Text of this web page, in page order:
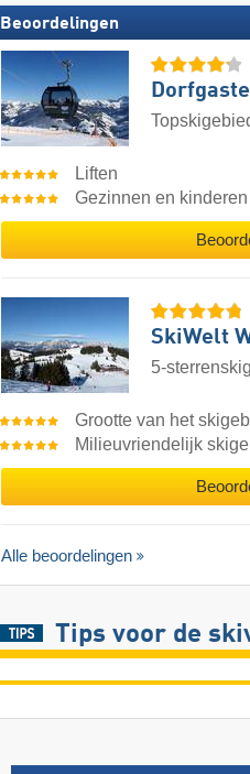
Beoordelingen
Liften
Gezinnen en kinderen
SkiWelt
5-
Grootte van het
Milieuvriendelijk
Alle beoordelingen
Tips voor de